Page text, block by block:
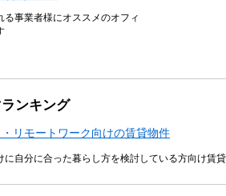
る事業者様にオススメのオフィ
ンキング
リモートワーク向けの賃貸物件
に自分に合った暮らし方を検討している方向け賃貸